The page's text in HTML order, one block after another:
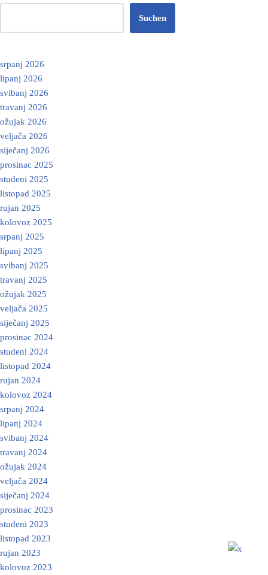
Suchen
srpanj 2026
lipanj 2026
svibanj 2026
travanj 2026
ožujak 2026
veljača 2026
siječanj 2026
prosinac 2025
studeni 2025
listopad 2025
rujan 2025
kolovoz 2025
srpanj 2025
lipanj 2025
svibanj 2025
travanj 2025
ožujak 2025
veljača 2025
siječanj 2025
prosinac 2024
studeni 2024
listopad 2024
rujan 2024
kolovoz 2024
srpanj 2024
lipanj 2024
svibanj 2024
travanj 2024
ožujak 2024
veljača 2024
siječanj 2024
prosinac 2023
studeni 2023
listopad 2023
rujan 2023
kolovoz 2023